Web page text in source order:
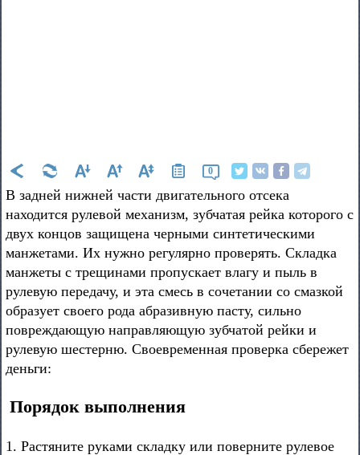
0
В задней нижней части двигательного отсека
находится рулевой механизм, зубчатая рейка которого с
двух концов защищена черными синтетическими
манжетами. Их нужно регулярно проверять. Складка
манжеты с трещинами пропускает влагу и пыль в
рулевую передачу, и эта смесь в сочетании со смазкой
образует своего рода абразивную пасту, сильно
повреждающую направляющую зубчатой рейки и
рулевую шестерню. Своевременная проверка сбережет
деньги:
Порядок выполнения
1. Растяните руками складку или поверните рулевое